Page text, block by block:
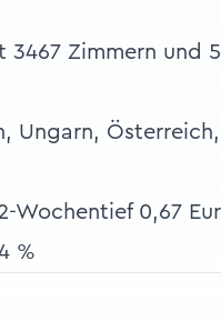
Zimmern und
Ungarn,
Wochentief 0,67
%